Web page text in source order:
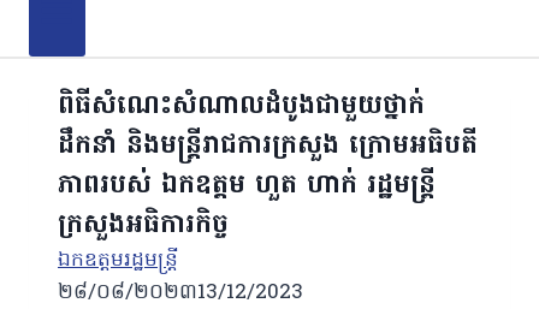
ពិធីសំណេះសំណាលដំបូងជាមួយថ្នាក់
ដឹកនាំ និងមន្រ្តីរាជការក្រសួង ក្រោមអធិបតី
ភាពរបស់ ឯកឧត្តម ហួត ហាក់ រដ្ឋមន្ត្រី
ក្រសួងអធិការកិច្ច
ឯកឧត្ដមរដ្ឋមន្ត្រី
២៨/០៨/២០២៣13/12/2023